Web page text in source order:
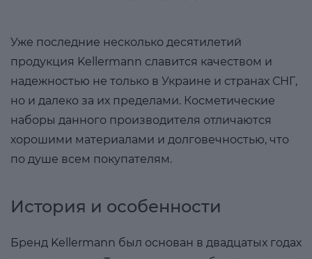
Уже последние несколько десятилетий
продукция Kellermann славится качеством и
надежностью не только в Украине и странах СНГ,
но и далеко за их пределами. Косметические
наборы данного производителя отличаются
хорошими материалами и долговечностью, что
по душе всем покупателям.
История и особенности
Бренд Kellermann был основан в двадцатых годах